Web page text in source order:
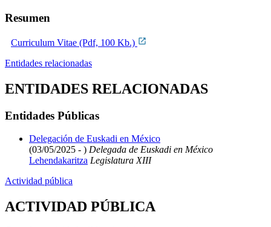
Resumen
Curriculum Vitae (Pdf, 100 Kb.)
Entidades relacionadas
ENTIDADES RELACIONADAS
Entidades Públicas
Delegación de Euskadi en México
(03/05/2025 - ) Delegada de Euskadi en México
Lehendakaritza Legislatura XIII
Actividad pública
ACTIVIDAD PÚBLICA